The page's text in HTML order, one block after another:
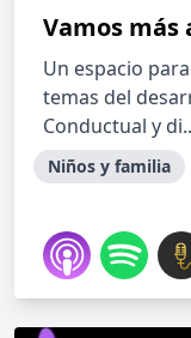
Vamos más
Un espacio
temas del
Conductual y
Niños y familia